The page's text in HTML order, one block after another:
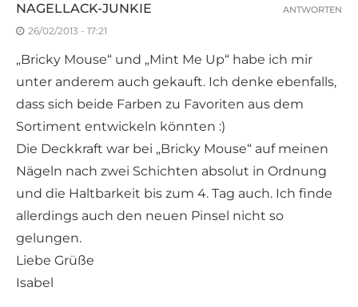
NAGELLACK-JUNKIE
26/02/2013 - 17:21
„Bricky Mouse“ und „Mint Me Up“ habe ich mir
unter anderem auch gekauft. Ich denke ebenfalls,
dass sich beide Farben zu Favoriten aus dem
Sortiment entwickeln könnten :)
Die Deckkraft war bei „Bricky Mouse“ auf meinen
Nägeln nach zwei Schichten absolut in Ordnung
und die Haltbarkeit bis zum 4. Tag auch. Ich finde
allerdings auch den neuen Pinsel nicht so
gelungen.
Liebe Grüße
Isabel
ANTWORTEN